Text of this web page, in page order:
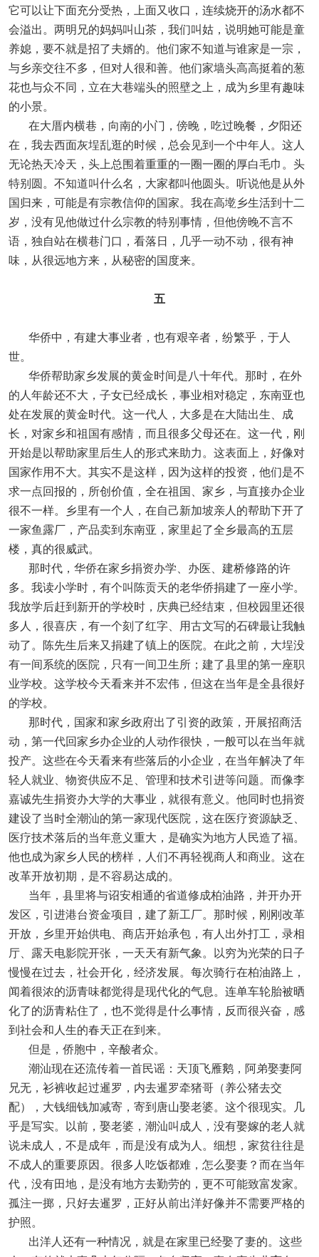
它可以让下面充分受热，上面又收口，连续烧开的汤水都不
会溢出。两明兄的妈妈叫山茶，我们叫姑，说明她可能是童
养媳，要不就是招了夫婿的。他们家不知道与谁家是一宗，
与乡亲交往不多，但对人很和善。他们家墙头高高挺着的葱
花也与众不同，立在大巷端头的照壁之上，成为乡里有趣味
的小景。
在大厝内横巷，向南的小门，傍晚，吃过晚餐，夕阳还
在，我去西面灰埕乱逛的时候，总会见到一个中年人。这人
无论热天冷天，头上总围着重重的一圈一圈的厚白毛巾。头
特别圆。不知道叫什么名，大家都叫他圆头。听说他是从外
国归来，可能是有宗教信仰的国家。我在高墘乡生活到十二
岁，没有见他做过什么宗教的特别事情，但他傍晚不言不
语，独自站在横巷门口，看落日，几乎一动不动，很有神
味，从很远地方来，从秘密的国度来。
五
华侨中，有建大事业者，也有艰辛者，纷繁乎，于人
世。
华侨帮助家乡发展的黄金时间是八十年代。那时，在外
的人年龄还不大，子女已经成长，事业相对稳定，东南亚也
处在发展的黄金时代。这一代人，大多是在大陆出生、成
长，对家乡和祖国有感情，而且很多父母还在。这一代，刚
开始是以帮助家里后生人的形式来助力。这表面上，好像对
国家作用不大。其实不是这样，因为这样的投资，他们是不
求一点回报的，所创价值，全在祖国、家乡，与直接办企业
很不一样。乡里有一个人，在自己新加坡亲人的帮助下开了
一家鱼露厂，产品卖到东南亚，家里起了全乡最高的五层
楼，真的很威武。
那时代，华侨在家乡捐资办学、办医、建桥修路的许
多。我读小学时，有个叫陈贡天的老华侨捐建了一座小学。
我放学后赶到新开的学校时，庆典已经结束，但校园里还很
多人，很喜庆，有一个刻了红字、用古文写的石碑最让我触
动了。陈先生后来又捐建了镇上的医院。在此之前，大埕没
有一间系统的医院，只有一间卫生所；建了县里的第一座职
业学校。这学校今天看来并不宏伟，但这在当年是全县很好
的学校。
那时代，国家和家乡政府出了引资的政策，开展招商活
动，第一代回家乡办企业的人动作很快，一般可以在当年就
投产。这些在今天看来有些落后的小企业，在当年解决了年
轻人就业、物资供应不足、管理和技术引进等问题。而像李
嘉诚先生捐资办大学的大事业，就很有意义。他同时也捐资
建设了当时全潮汕的第一家现代医院，这在医疗资源缺乏、
医疗技术落后的当年意义重大，是确实为地方人民造了福。
他也成为家乡人民的榜样，人们不再轻视商人和商业。这在
改革开放初期，是不容易达成的。
当年，县里将与诏安相通的省道修成柏油路，并开办开
发区，引进港台资金项目，建了新工厂。那时候，刚刚改革
开放，乡里开始供电、商店开始承包，有人出外打工，录相
厅、露天电影院开张，一天天有新气象。以穷为光荣的日子
慢慢在过去，社会开化，经济发展。每次骑行在柏油路上，
闻着很浓的沥青味都觉得是现代化的气息。连单车轮胎被晒
化了的沥青粘住了，也不觉得是什么事情，反而很兴奋，感
到社会和人生的春天正在到来。
但是，侨胞中，辛酸者众。
潮汕现在还流传着一首民谣：天顶飞雁鹅，阿弟娶妻阿
兄无，衫裤收起过暹罗，内去暹罗牵猪哥（养公猪去交
配），大钱细钱加减寄，寄到唐山娶老婆。这个很现实。几
乎是写实。以前，娶老婆，潮汕叫成人，没有娶嫁的老人就
说未成人，不是成年，而是没有成为人。细想，家贫往往是
不成人的重要原因。很多人吃饭都难，怎么娶妻？而在当年
代，没有田地，是没有地方去勤劳的，更不可能致富发家。
孤注一掷，只好去暹罗，正好从前出洋好像并不需要严格的
护照。
出洋人还有一种情况，就是在家里已经娶了妻的。这些